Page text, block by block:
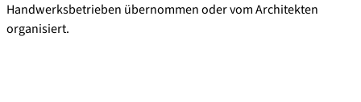
Handwerksbetrieben übernommen oder vom Architekten
organisiert.